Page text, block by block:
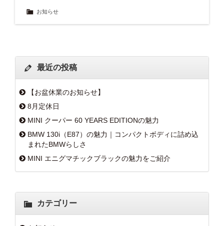
お知らせ
最近の投稿
【お盆休業のお知らせ】
8月定休日
MINI クーパー 60 YEARS EDITIONの魅力
BMW 130i（E87）の魅力｜コンパクトボディに詰め込
まれたBMWらしさ
MINI エニグマチックブラックの魅力をご紹介
カテゴリー